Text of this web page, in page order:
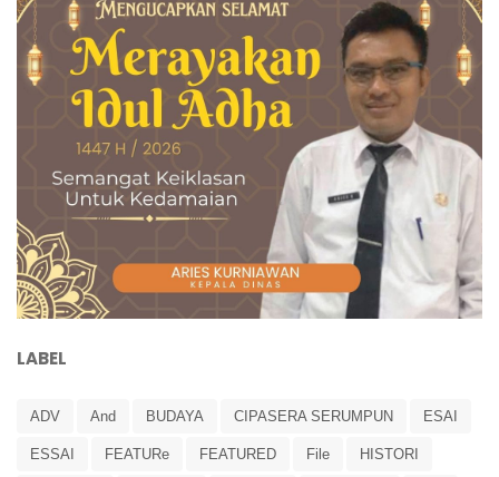
LABEL
ADV And BUDAYA CIPASERA SERUMPUN ESAI
ESSAI FEATURe FEATURED File HISTORI